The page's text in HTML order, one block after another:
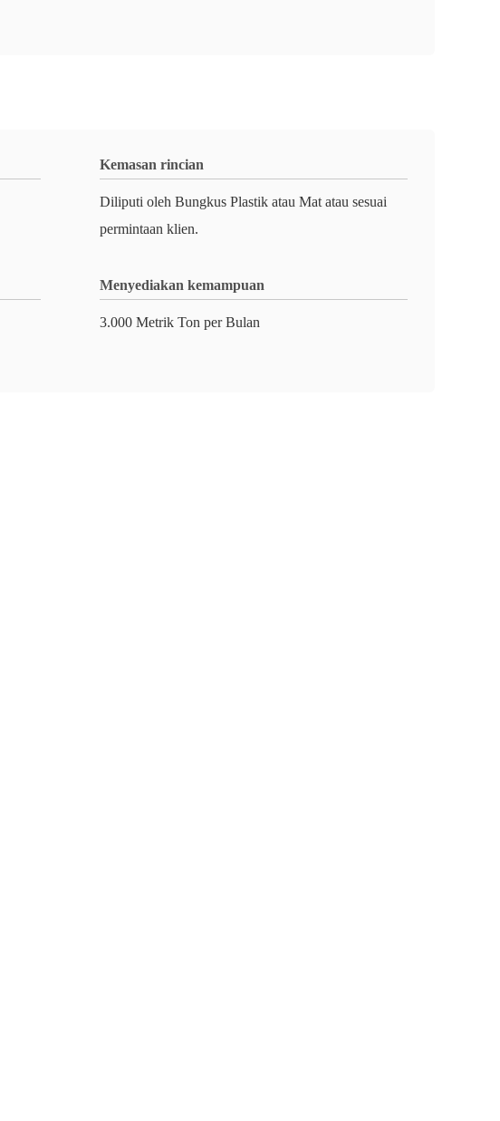
Kemasan rincian
Diliputi oleh Bungkus Plastik atau Mat atau sesuai
permintaan klien.
Menyediakan kemampuan
3.000 Metrik Ton per Bulan